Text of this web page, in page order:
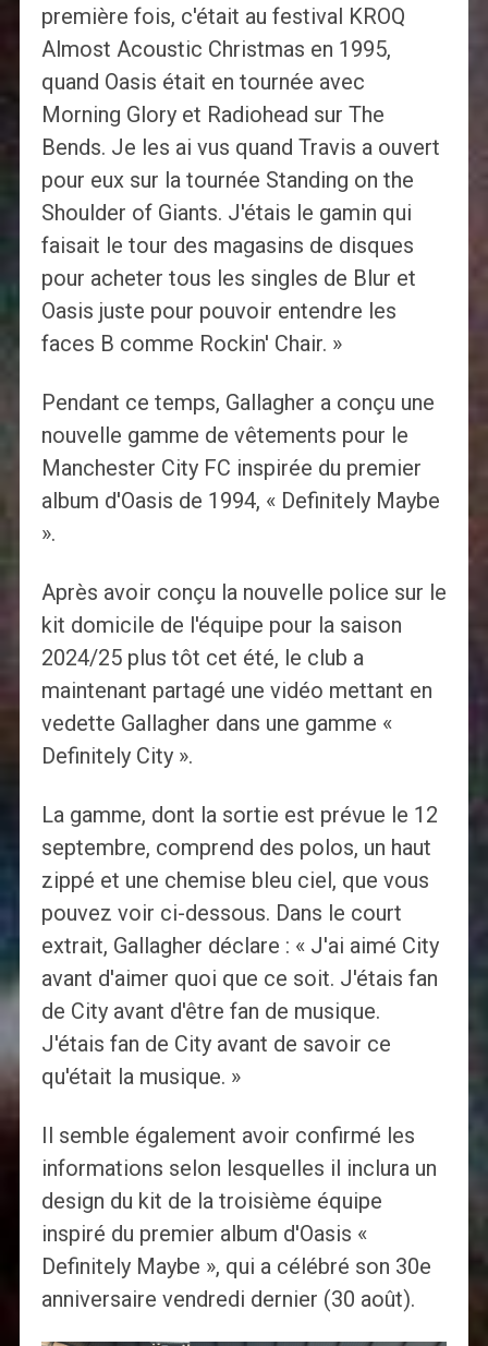
première fois, c'était au festival KROQ
Almost Acoustic Christmas en 1995,
quand Oasis était en tournée avec
Morning Glory et Radiohead sur The
Bends. Je les ai vus quand Travis a ouvert
pour eux sur la tournée Standing on the
Shoulder of Giants. J'étais le gamin qui
faisait le tour des magasins de disques
pour acheter tous les singles de Blur et
Oasis juste pour pouvoir entendre les
faces B comme Rockin' Chair. »
Pendant ce temps, Gallagher a conçu une
nouvelle gamme de vêtements pour le
Manchester City FC inspirée du premier
album d'Oasis de 1994, « Definitely Maybe
».
Après avoir conçu la nouvelle police sur le
kit domicile de l'équipe pour la saison
2024/25 plus tôt cet été, le club a
maintenant partagé une vidéo mettant en
vedette Gallagher dans une gamme «
Definitely City ».
La gamme, dont la sortie est prévue le 12
septembre, comprend des polos, un haut
zippé et une chemise bleu ciel, que vous
pouvez voir ci-dessous. Dans le court
extrait, Gallagher déclare : « J'ai aimé City
avant d'aimer quoi que ce soit. J'étais fan
de City avant d'être fan de musique.
J'étais fan de City avant de savoir ce
qu'était la musique. »
Il semble également avoir confirmé les
informations selon lesquelles il inclura un
design du kit de la troisième équipe
inspiré du premier album d'Oasis «
Definitely Maybe », qui a célébré son 30e
anniversaire vendredi dernier (30 août).